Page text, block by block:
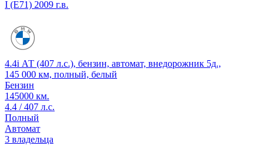
I (E71) 2009 г.в.
4.4i АТ (407 л.с.), бензин, автомат, внедорожник 5д.,
145 000 км, полный, белый
Бензин
145000 км.
4.4 / 407 л.с.
Полный
Автомат
3 владельца